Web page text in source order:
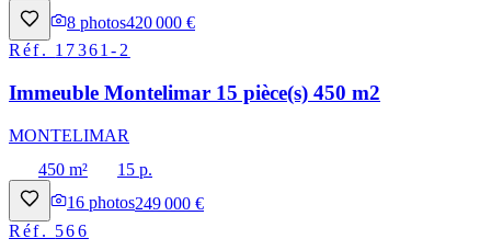
8 photos420 000 €
Réf. 17361-2
Immeuble Montelimar 15 pièce(s) 450 m2
MONTELIMAR
450 m²
15 p.
16 photos249 000 €
Réf. 566